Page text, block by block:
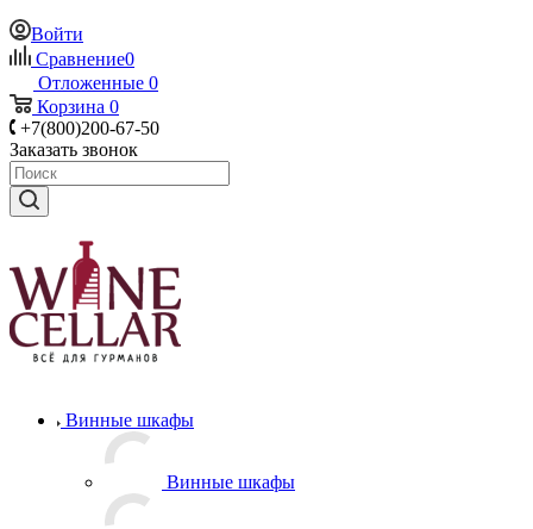
Войти
Сравнение0
Отложенные 0
Корзина 0
+7(800)200-67-50
Заказать звонок
Винные шкафы
Винные шкафы